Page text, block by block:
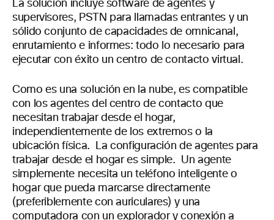
La solución incluye software de agentes y
supervisores, PSTN para llamadas entrantes y un
sólido conjunto de capacidades de omnicanal,
enrutamiento e informes: todo lo necesario para
ejecutar con éxito un centro de contacto virtual.
Como es una solución en la nube, es compatible
con los agentes del centro de contacto que
necesitan trabajar desde el hogar,
independientemente de los extremos o la
ubicación física. La configuración de agentes para
trabajar desde el hogar es simple. Un agente
simplemente necesita un teléfono inteligente o
hogar que pueda marcarse directamente
(preferiblemente con auriculares) y una
computadora con un explorador y conexión a